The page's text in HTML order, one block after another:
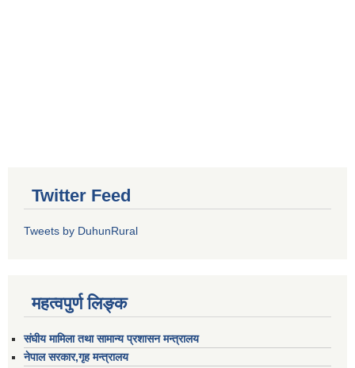
Twitter Feed
Tweets by DuhunRural
महत्वपुर्ण लिङ्क
संघीय मामिला तथा सामान्य प्रशासन मन्त्रालय
नेपाल सरकार,गृह मन्त्रालय